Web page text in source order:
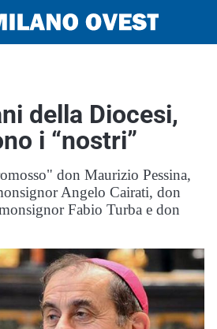
della Diocesi,
i “nostri”
don Maurizio Pessina,
Angelo Cairati, don
Fabio Turba e don